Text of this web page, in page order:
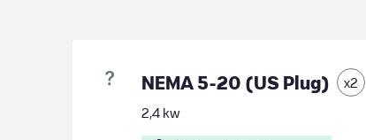
NEMA 5-20 (US Plug) x2
2,4kw